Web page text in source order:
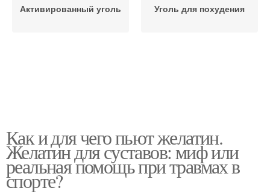
Активированный уголь Уголь для похудения
Как и для чего пьют желатин.
Желатин для суставов: миф или
реальная помощь при травмах в
спорте?